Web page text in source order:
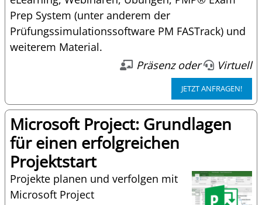
Prep System (unter anderem der
Prüfungssimulationssoftware PM FASTrack) und
weiterem Material.
Präsenz oder
Virtuell
JETZT ANFRAGEN!
Microsoft Project: Grundlagen
für einen erfolgreichen
Projektstart
Projekte planen und verfolgen mit
Microsoft Project